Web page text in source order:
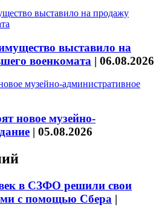
выставило на
военкомата | 06.08.2026
новое музейно-
| 05.08.2026
в СЗФО решили свои
с помощью Сбера |